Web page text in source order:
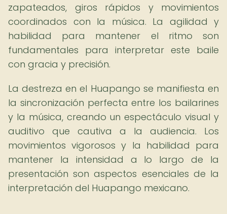
zapateados, giros rápidos y movimientos
coordinados con la música. La agilidad y
habilidad para mantener el ritmo son
fundamentales para interpretar este baile
con gracia y precisión.
La destreza en el Huapango se manifiesta en
la sincronización perfecta entre los bailarines
y la música, creando un espectáculo visual y
auditivo que cautiva a la audiencia. Los
movimientos vigorosos y la habilidad para
mantener la intensidad a lo largo de la
presentación son aspectos esenciales de la
interpretación del Huapango mexicano.